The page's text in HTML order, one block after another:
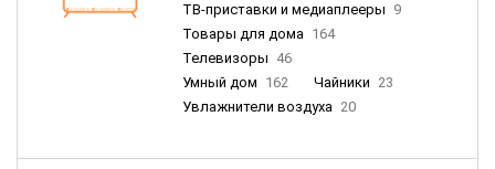
ТВ-приставки и медиаплееры 9
Товары для дома 164
Телевизоры 46
Умный дом 162 Чайники 23
Увлажнители воздуха 20